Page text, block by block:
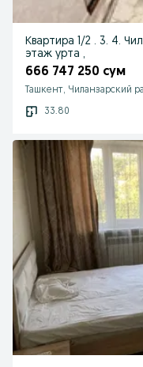
Квартира 1/2 . 3. 4. Чилонзор 12-квартал , 60-дом , 3-
этаж урта ,
666 747 250 сум
Ташкент, Чиланзарский
33.80